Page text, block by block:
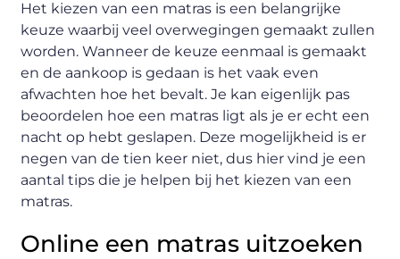
Het kiezen van een matras is een belangrijke
keuze waarbij veel overwegingen gemaakt zullen
worden. Wanneer de keuze eenmaal is gemaakt
en de aankoop is gedaan is het vaak even
afwachten hoe het bevalt. Je kan eigenlijk pas
beoordelen hoe een matras ligt als je er echt een
nacht op hebt geslapen. Deze mogelijkheid is er
negen van de tien keer niet, dus hier vind je een
aantal tips die je helpen bij het kiezen van een
matras.
Online een matras uitzoeken